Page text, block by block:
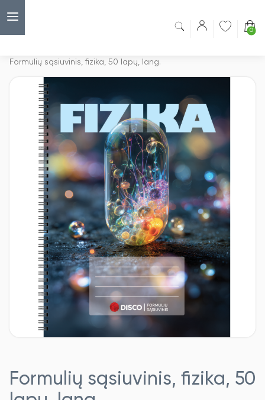
0
Formulių sąsiuvinis, fizika, 50 lapų, lang.
Formulių sąsiuvinis, fizika, 50